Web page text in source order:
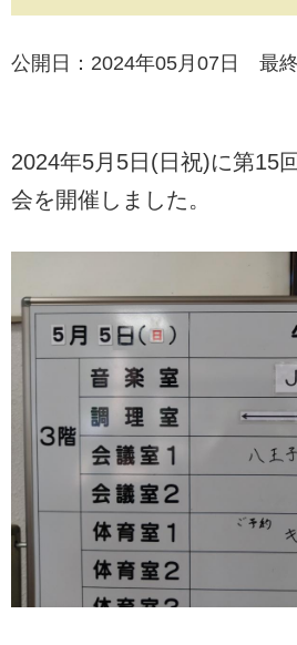
公開日：2024年05月07日 最
2024年5月5日(日祝)に第15
会を開催しました。